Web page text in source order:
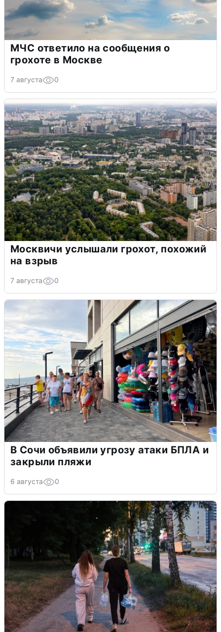
МЧС ответило на сообщения о
грохоте в Москве
7 августа 0
Москвичи услышали грохот, похожий
на взрыв
7 августа 0
В Сочи объявили угрозу атаки БПЛА и
закрыли пляжи
6 августа 0